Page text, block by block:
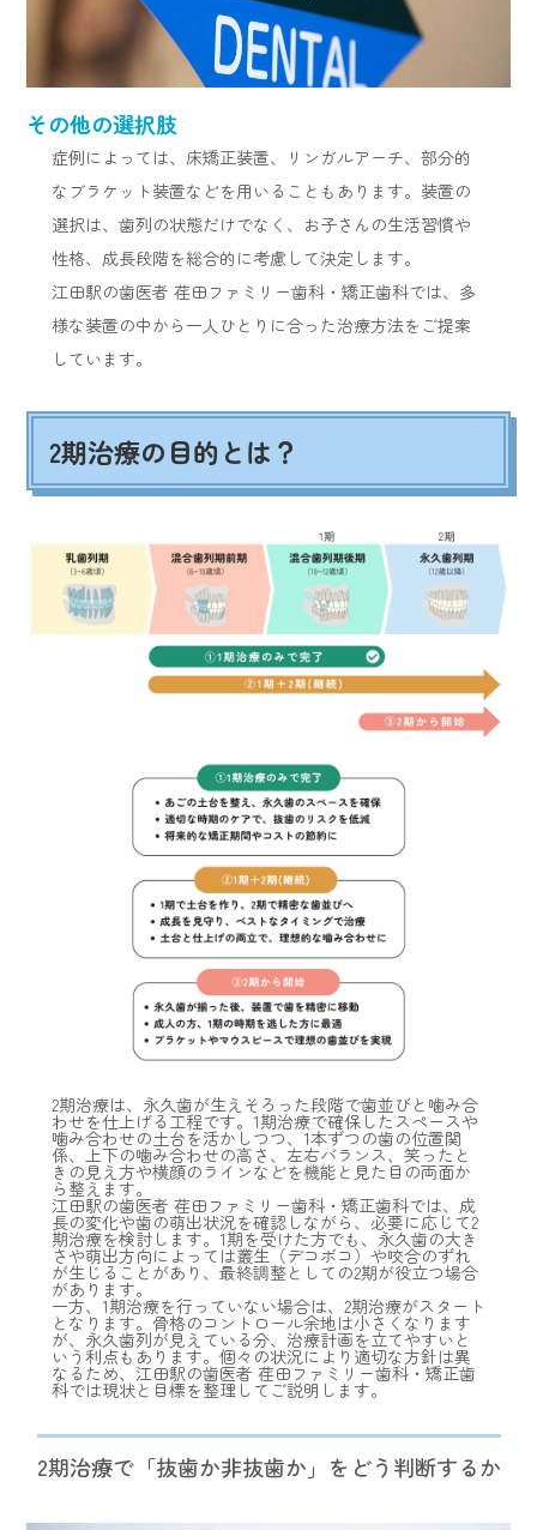
その他の選択肢
症例によっては、床矯正装置、リンガルアーチ、部分的
なブラケット装置などを用いることもあります。装置の
選択は、歯列の状態だけでなく、お子さんの生活習慣や
性格、成長段階を総合的に考慮して決定します。
江田駅の歯医者 荏田ファミリー歯科・矯正歯科では、多
様な装置の中から一人ひとりに合った治療方法をご提案
しています。
2期治療の目的とは？
2期治療は、永久歯が生えそろった段階で歯並びと噛み合
わせを仕上げる工程です。1期治療で確保したスペースや
噛み合わせの土台を活かしつつ、1本ずつの歯の位置関
係、上下の噛み合わせの高さ、左右バランス、笑ったと
きの見え方や横顔のラインなどを機能と見た目の両面か
ら整えます。
江田駅の歯医者 荏田ファミリー歯科・矯正歯科では、成
長の変化や歯の萌出状況を確認しながら、必要に応じて2
期治療を検討します。1期を受けた方でも、永久歯の大き
さや萌出方向によっては叢生（デコボコ）や咬合のずれ
が生じることがあり、最終調整としての2期が役立つ場合
があります。
一方、1期治療を行っていない場合は、2期治療がスタート
となります。骨格のコントロール余地は小さくなります
が、永久歯列が見えている分、治療計画を立てやすいと
いう利点もあります。個々の状況により適切な方針は異
なるため、江田駅の歯医者 荏田ファミリー歯科・矯正歯
科では現状と目標を整理してご説明します。
2期治療で「抜歯か非抜歯か」をどう判断するか